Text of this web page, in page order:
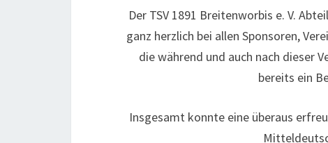
Der TSV 1891 Breitenworbis e. V.
ganz herzlich bei allen Sponsoren,
die während und auch nach dieser
bereits ein
Insgesamt konnte eine überaus